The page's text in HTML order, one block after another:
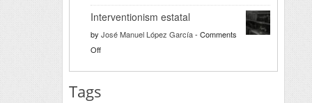
a
Yeda
Razón
solidaria
Interventionism estatal
by José Manuel López García- Comments
Offon
Tags